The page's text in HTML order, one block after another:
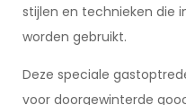
stijlen en technieken die
worden gebruikt.
Deze speciale
voor doorgewinterde